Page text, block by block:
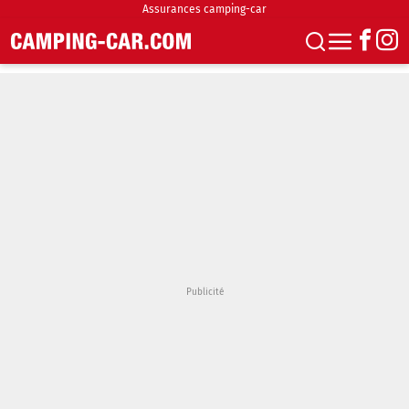
Assurances camping-car